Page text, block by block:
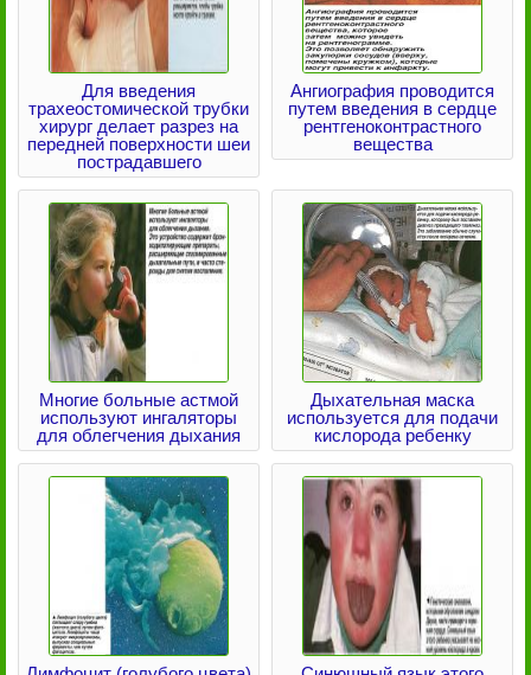
Для введения
трахеостомической трубки
хирург делает разрез на
передней поверхности шеи
пострадавшего
Ангиография проводится
путем введения в сердце
рентгеноконтрастного
вещества
Многие больные астмой
используют ингаляторы
для облегчения дыхания
Дыхательная маска
используется для подачи
кислорода ребенку